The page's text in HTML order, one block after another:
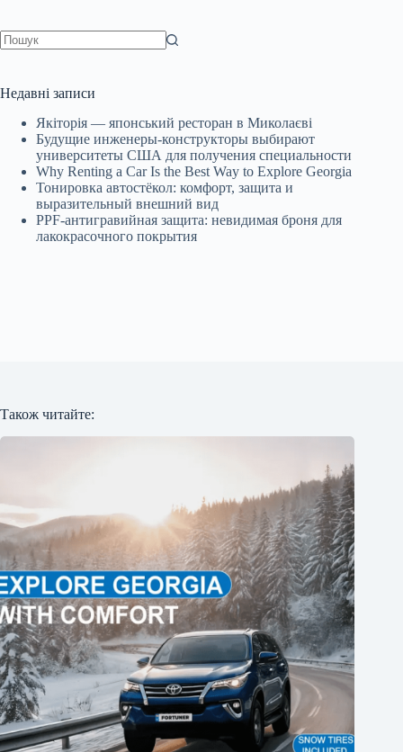
Недавні записи
Якіторія — японський ресторан в Миколаєві
Будущие инженеры‑конструкторы выбирают
университеты США для получения специальности
Why Renting a Car Is the Best Way to Explore Georgia
Тонировка автостёкол: комфорт, защита и
выразительный внешний вид
PPF-антигравийная защита: невидимая броня для
лакокрасочного покрытия
Також читайте: